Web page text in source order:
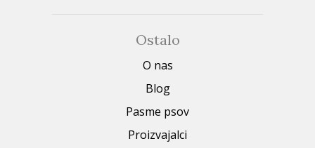
Ostalo
O nas
Blog
Pasme psov
Proizvajalci